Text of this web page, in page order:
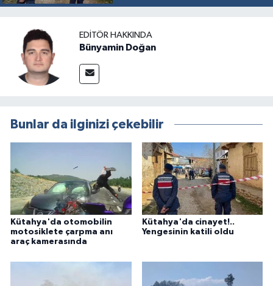
EDITÖR HAKKINDA
Bünyamin Doğan
Bunlar da ilginizi çekebilir
Kütahya'da otomobilin
motosiklete çarpma anı
araç kamerasında
Kütahya'da cinayet!..
Yengesinin katili oldu